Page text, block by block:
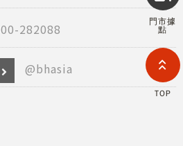
門市據
點
TOP
282088
@bhasia